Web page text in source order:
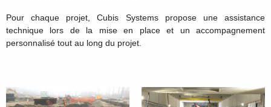
Pour chaque projet, Cubis Systems propose une assistance
technique lors de la mise en place et un accompagnement
personnalisé tout au long du projet.